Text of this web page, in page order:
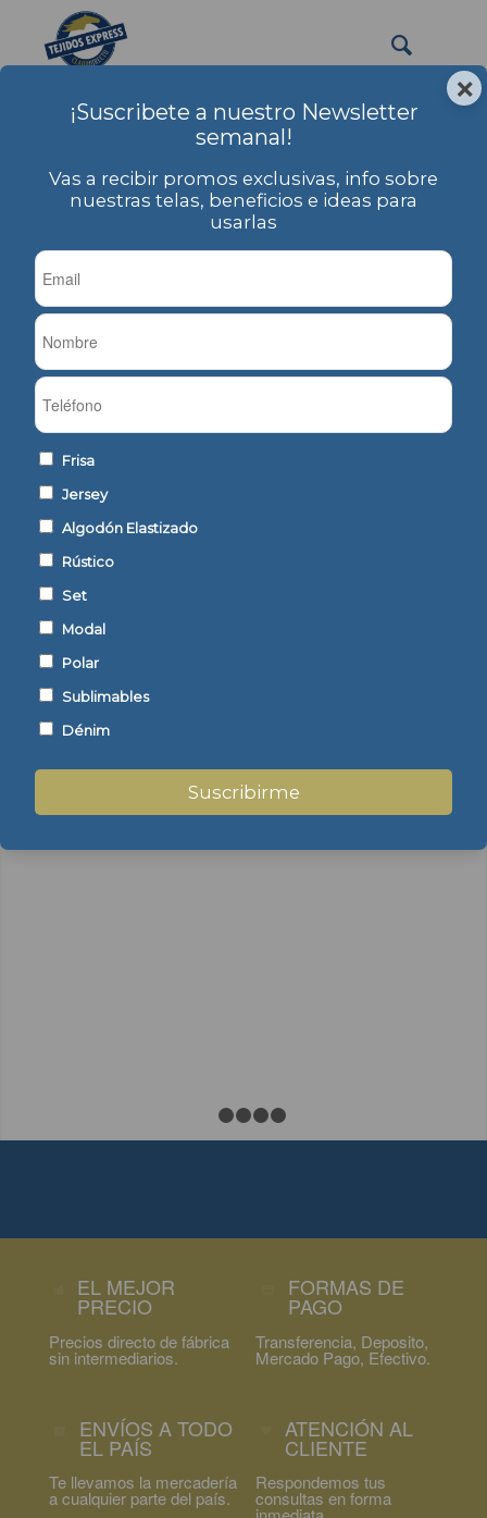
×
¡Suscribete a nuestro Newsletter
semanal!
Vas a recibir promos exclusivas, info sobre
nuestras telas, beneficios e ideas para
usarlas
Frisa
Jersey
Algodón Elastizado
Rústico
Set
Modal
Polar
Sublimables
Dénim
Suscribirme
EL MEJOR
PRECIO
Precios directo de fábrica
sin intermediarios.
FORMAS DE
PAGO
Transferencia, Deposito,
Mercado Pago, Efectivo.
ENVÍOS A TODO
EL PAÍS
Te llevamos la mercadería
a cualquier parte del país.
ATENCIÓN AL
CLIENTE
Respondemos tus
consultas en forma